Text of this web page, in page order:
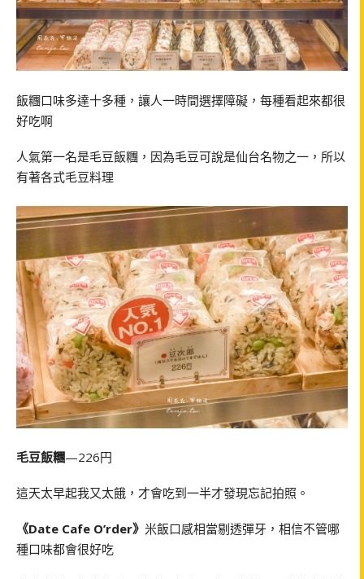
飯糰口味多達十多種，讓人一時間選擇障礙，每種看起來都很
好吃啊
人氣第一名是毛豆飯糰，因為毛豆可說是仙台名物之一，所以
有著各式毛豆料理
毛豆飯糰—226円
這天太早起我又太餓，才會吃到一半才發現忘記拍照。
《Date Cafe O’rder》 米飯口感相當剔透彈牙，相信不管哪
種口味都會很好吃